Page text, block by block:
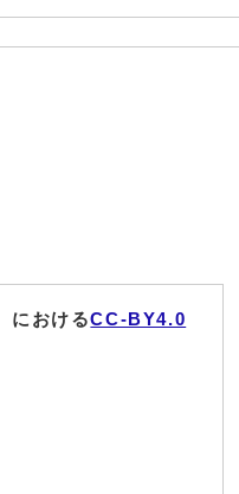
におけるCC-BY4.0